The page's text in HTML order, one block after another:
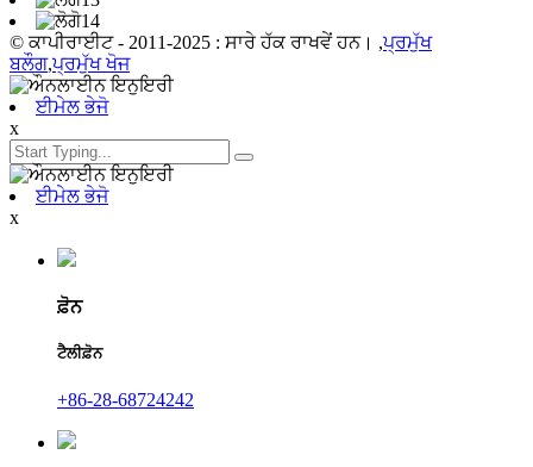
© ਕਾਪੀਰਾਈਟ - 2011-2025 : ਸਾਰੇ ਹੱਕ ਰਾਖਵੇਂ ਹਨ। ,ਪ੍ਰਮੁੱਖ
ਬਲੌਗ,ਪ੍ਰਮੁੱਖ ਖੋਜ
ਈਮੇਲ ਭੇਜੋ
x
ਈਮੇਲ ਭੇਜੋ
x
ਫ਼ੋਨ
ਟੈਲੀਫ਼ੋਨ
+86-28-68724242